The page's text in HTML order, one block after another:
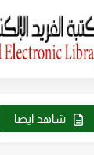
شاهد ايضا